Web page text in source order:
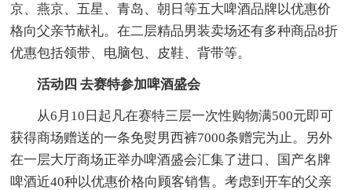
京、燕京、五星、青岛、朝日等五大啤酒品牌以优惠价
格向父亲节献礼。在二层精品男装卖场还有多种商品8折
优惠包括领带、电脑包、皮鞋、背带等。
活动四 去赛特参加啤酒盛会
从6月10日起凡在赛特三层一次性购物满500元即可
获得商场赠送的一条免熨男西裤7000条赠完为止。另外
在一层大厅商场正举办啤酒盛会汇集了进口、国产名牌
啤酒近40种以优惠价格向顾客销售。考虑到开车的父亲